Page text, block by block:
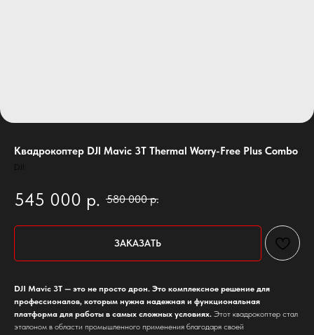
Квадрокоптер DJI Mavic 3T Thermal Worry-Free Plus Combo
DJI
545 000 р. 580 000 р.
ЗАКАЗАТЬ
DJI Mavic 3T — это не просто дрон. Это комплексное решение для
профессионалов, которым нужна надежная и функциональная
платформа для работы в самых сложных условиях. Этот квадрокоптер стал
эталоном в области промышленного применения благодаря своей